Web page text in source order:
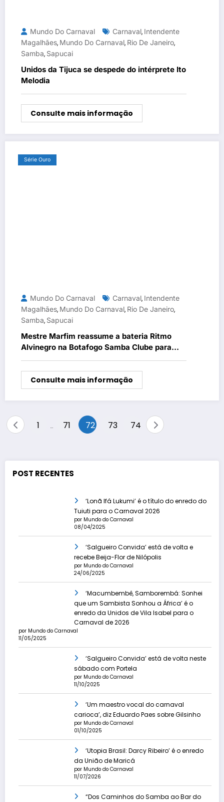
Mundo Do Carnaval Carnaval, Intendente
Magalhães, Mundo Do Carnaval, Rio De Janeiro,
Samba, Sapucai
Unidos da Tijuca se despede do intérprete Ito
Melodia
Consulte mais informação
Série Ouro
Mundo Do Carnaval Carnaval, Intendente
Magalhães, Mundo Do Carnaval, Rio De Janeiro,
Samba, Sapucai
Mestre Marfim reassume a bateria Ritmo
Alvinegro na Botafogo Samba Clube para
2026
Consulte mais informação
Paginação
1 … 71 72 73 74
POST RECENTES
‘Lonã Ifá Lukumi’ é o título do enredo do
Tuiuti para o Carnaval 2026
por Mundo do Carnaval
08/04/2025
‘Salgueiro Convida’ está de volta e
recebe Beija-Flor de Nilópolis
por Mundo do Carnaval
24/06/2025
‘Macumbembê, Samborembá: Sonhei
que um Sambista Sonhou a África’ é o
enredo da Unidos de Vila Isabel para o
Carnaval de 2026
por Mundo do Carnaval
11/05/2025
‘Salgueiro Convida’ está de volta neste
sábado com Portela
por Mundo do Carnaval
11/10/2025
‘Um maestro vocal do carnaval
carioca’, diz Eduardo Paes sobre Gilsinho
por Mundo do Carnaval
01/10/2025
‘Utopia Brasil: Darcy Ribeiro’ é o enredo
da União de Maricá
por Mundo do Carnaval
11/07/2026
“Dos Caminhos do Samba ao Bar do